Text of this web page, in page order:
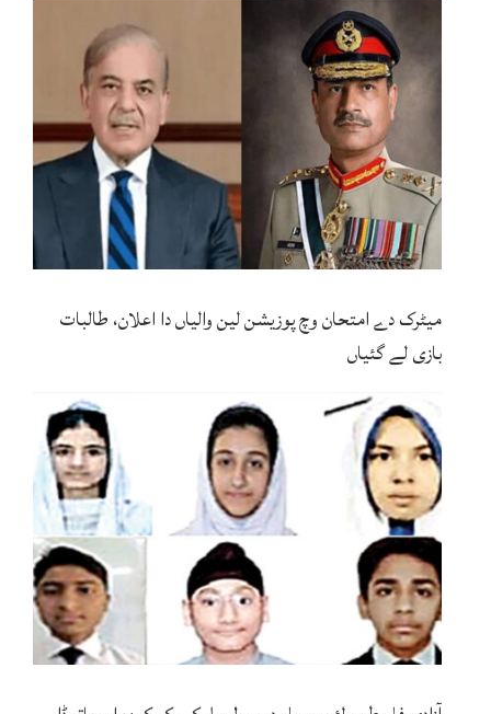
میٹرک دے امتحان وچ پوزیشن لین والیاں دا اعلان، طالبات
بازی لے گئیاں